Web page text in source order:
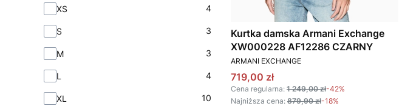
Rozmiar
XS 4
S 3
M 3
L 4
XL 10
Kurtka damska Armani Exchange
XW000228 AF12286 CZARNY
PRODUCENT
ARMANI EXCHANGE
Cena promocyjna
719,00 zł
Cena regularna: 1 249,00 zł-42%
Najniższa cena: 879,90 zł-18%